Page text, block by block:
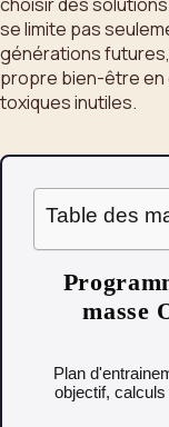
se limite pas
générations
propre bien-être en
toxiques inutiles.
Table des
masse
Plan
objectif,